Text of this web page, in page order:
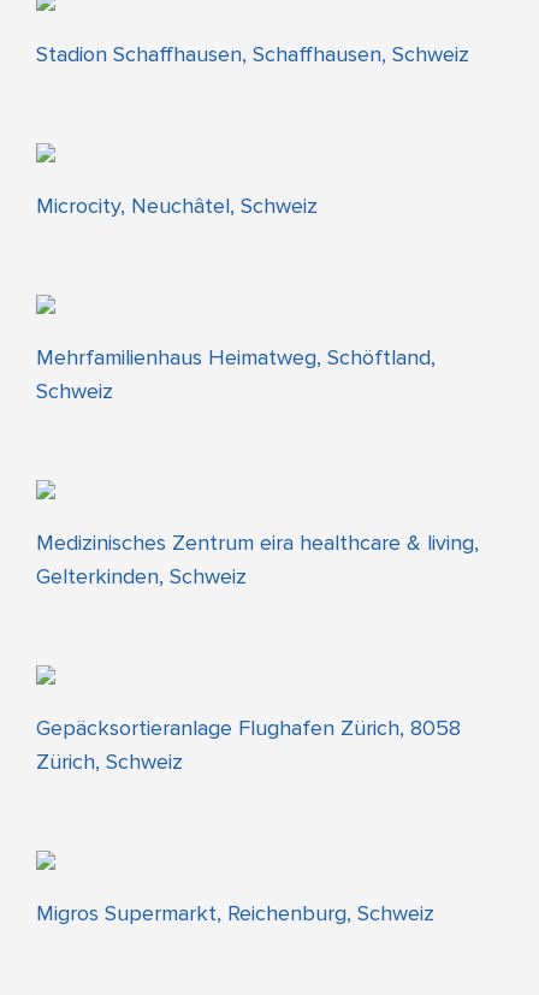
Stadion Schaffhausen, Schaffhausen, Schweiz
Microcity, Neuchâtel, Schweiz
Mehrfamilienhaus Heimatweg, Schöftland,
Schweiz
Medizinisches Zentrum eira healthcare & living,
Gelterkinden, Schweiz
Gepäcksortieranlage Flughafen Zürich, 8058
Zürich, Schweiz
Migros Supermarkt, Reichenburg, Schweiz